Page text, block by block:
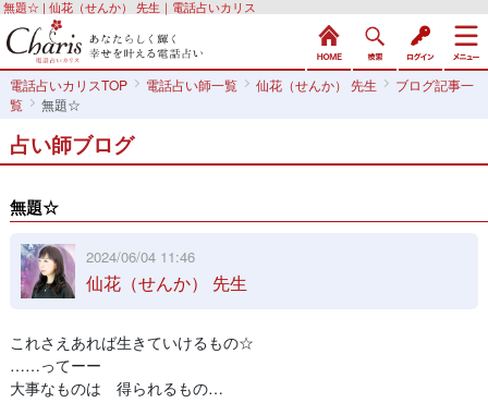
無題☆ | 仙花（せんか） 先生｜電話占いカリス
電話占いカリスTOP 電話占い師一覧 仙花（せんか） 先生
ブログ記事一
覧
無題☆
占い師ブログ
無題☆
2024/06/04 11:46
仙花（せんか） 先生
これさえあれば生きていけるもの☆
……ってーー
大事なものは 得られるもの…